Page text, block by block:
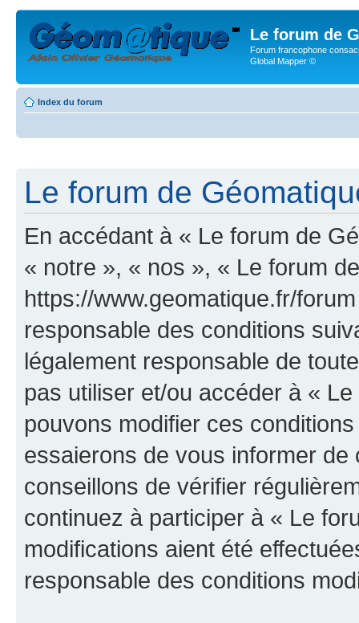
Le forum de
Forum francophone
Global Mapper ©
Index du forum
Le forum de
En accédant à « Le forum de
« notre », « nos », « Le forum
https://www.geomatique.fr/
responsable des conditions
légalement responsable de
pas utiliser et/ou accéder à «
pouvons modifier ces
essaierons de vous informer
conseillons de vérifier
continuez à participer à « Le
modifications aient été
responsable des conditions